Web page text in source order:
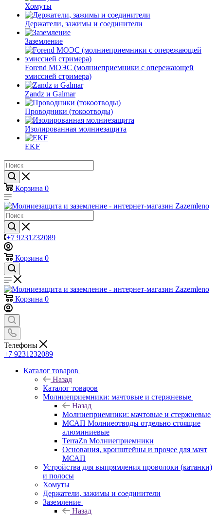
Хомуты
Держатели, зажимы и соединители
Заземление
Forend МОЭС (молниеприемники с опережающей
эмиссией стримера)
Zandz и Galmar
Проводники (токоотводы)
Изолированная молниезащита
EKF
Корзина 0
+7 9231232089
Корзина 0
Корзина 0
Телефоны
+7 9231232089
Каталог товаров
Назад
Каталог товаров
Молниеприемники: мачтовые и стержневые
Назад
Молниеприемники: мачтовые и стержневые
МСАП Молниеотводы отдельно стоящие
алюминиевые
TerraZn Молниеприемники
Основания, кронштейны и прочее для мачт
МСАП
Устройства для выпрямления проволоки (катанки)
и полосы
Хомуты
Держатели, зажимы и соединители
Заземление
Назад